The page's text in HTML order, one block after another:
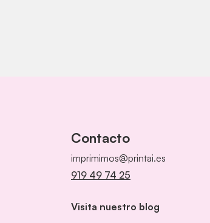
Contacto
imprimimos@printai.es
919 49 74 25
Visita nuestro blog